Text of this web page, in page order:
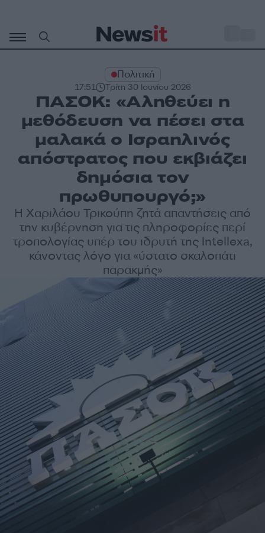
περιεχόμενο
Πολιτική
17:51 Τρίτη 30 Ιουνίου 2026
ΠΑΣΟΚ: «Αληθεύει η
μεθόδευση να πέσει στα
μαλακά ο Ισραηλινός
απόστρατος που εκβιάζει
δημόσια τον
πρωθυπουργό;»
Η Χαριλάου Τρικούπη ζητά απαντήσεις από
την κυβέρνηση για τις πληροφορίες περί
τροπολογίας υπέρ του ιδρυτή της Intellexa,
κάνοντας λόγο για «ύστατο σκαλοπάτι
παρακμής»